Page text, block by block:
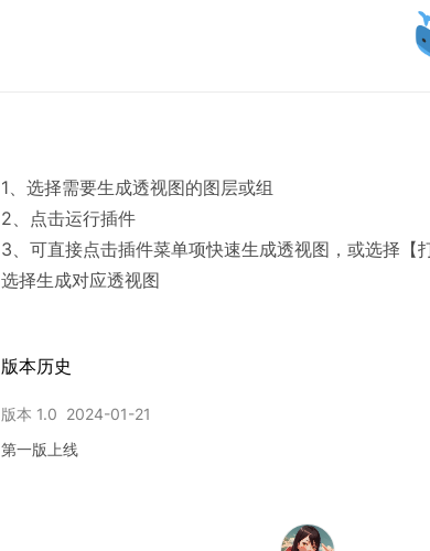
1、选择需要生成透视图的图层或组
2、点击运行插件
3、可直接点击插件菜单项快速生成透视图，或选择【
选择生成对应透视图
版本历史
版本 1.0 2024-01-21
第一版上线